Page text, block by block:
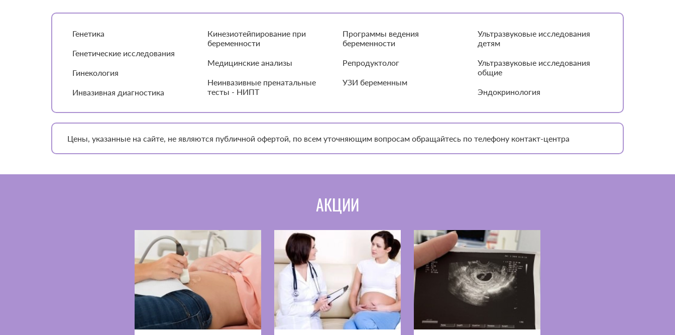
Генетика
Генетические исследования
Гинекология
Инвазивная диагностика
Кинезиотейпирование при
беременности
Медицинские анализы
Неинвазивные пренатальные
тесты - НИПТ
Программы ведения
беременности
Репродуктолог
УЗИ беременным
Ультразвуковые исследования
детям
Ультразвуковые исследования
общие
Эндокринология
Цены, указанные на сайте, не являются публичной офертой, по всем уточняющим вопросам обращайтесь по телефону контакт-центра
АКЦИИ